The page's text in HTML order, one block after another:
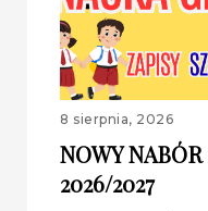
8 sierpnia, 2026
NOWY
2026/2027